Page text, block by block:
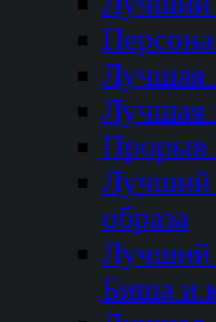
Лучшая
Лучшая
Прорыв
Лучший
образа
Лучший
Биша и